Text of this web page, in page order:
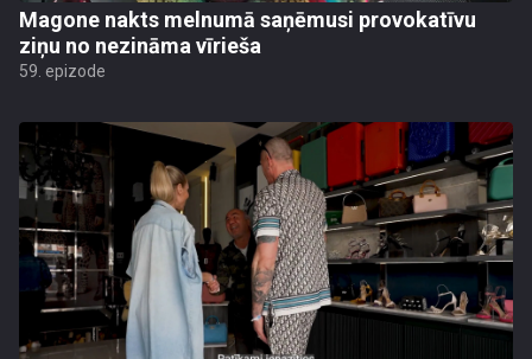
Magone nakts melnumā saņēmusi provokatīvu
ziņu no nezināma vīrieša
59. epizode